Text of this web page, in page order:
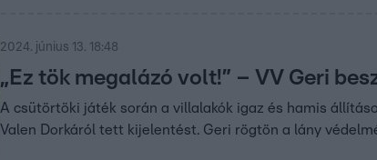
2024. június 13. 18:48
„Ez tök megalázó volt!” – VV Geri
A csütörtöki játék során a villalakók igaz és hamis
Valen Dorkáról tett kijelentést. Geri rögtön a lány